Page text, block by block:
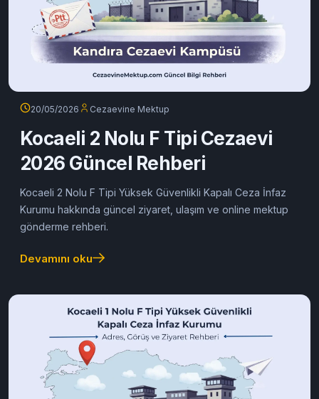
20/05/2026 Cezaevine Mektup
Kocaeli 2 Nolu F Tipi Cezaevi
2026 Güncel Rehberi
Kocaeli 2 Nolu F Tipi Yüksek Güvenlikli Kapalı Ceza İnfaz
Kurumu hakkında güncel ziyaret, ulaşım ve online mektup
gönderme rehberi.
Devamını oku